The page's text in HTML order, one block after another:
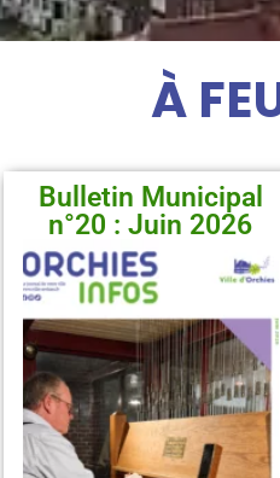
À
Bulletin Municipal
n°20 : Juin 2026